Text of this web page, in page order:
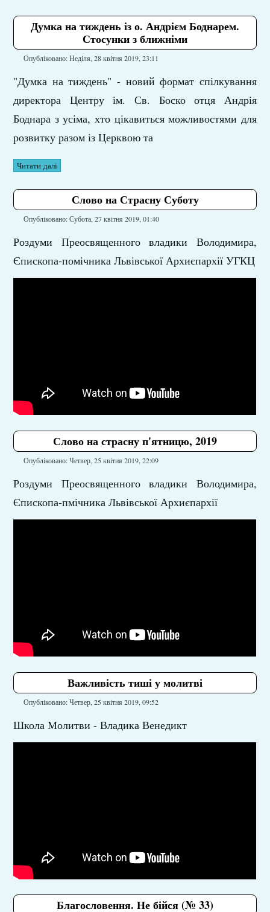
Думка на тиждень із о. Андрієм Боднарем.
Стосунки з ближніми
Опубліковано: Неділя, 28 квітня 2019, 23:11
"Думка на тиждень" - новий формат спілкування
директора Центру ім. Св. Боско отця Андрія
Боднара з усіма, хто цікавиться можливостями для
розвитку разом із Церквою та
Читати далі
Слово на Страсну Суботу
Опубліковано: Субота, 27 квітня 2019, 01:40
Роздуми Преосвященного владики Володимира,
Єпископа-помічника Львівської Архиєпархії УГКЦ
Слово на страсну п'ятницю, 2019
Опубліковано: Четвер, 25 квітня 2019, 22:09
Роздуми Преосвященного владики Володимира,
Єпископа-пмічника Львівської Архиєпархії
Важливість тиші у молитві
Опубліковано: Четвер, 25 квітня 2019, 09:52
Школа Молитви - Владика Венедикт
Благословення. Не бійся (№ 33)